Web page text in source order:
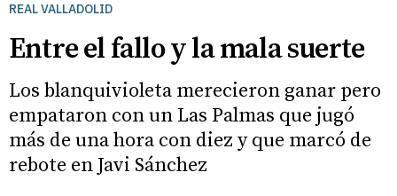
REAL VALLADOLID
Entre el fallo y la mala suerte
Los blanquivioleta merecieron ganar pero
empataron con un Las Palmas que jugó
más de una hora con diez y que marcó de
rebote en Javi Sánchez